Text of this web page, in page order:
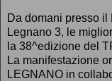
Da domani presso
Legnano 3, le
la 38^edizione del
La manifestazione
LEGNANO in